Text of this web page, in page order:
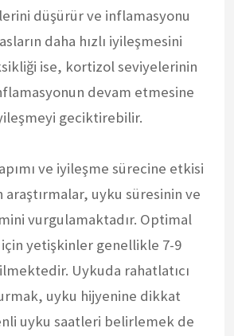
düşürür ve inflamasyonu
daha hızlı iyileşmesini
ise, kortizol seviyelerinin
devam etmesine
geciktirebilir.
ve iyileşme sürecine etkisi
araştırmalar, uyku süresinin ve
vurgulamaktadır. Optimal
yetişkinler genellikle 7-9
Uykuda rahatlatıcı
uyku hijyenine dikkat
uyku saatleri belirlemek de